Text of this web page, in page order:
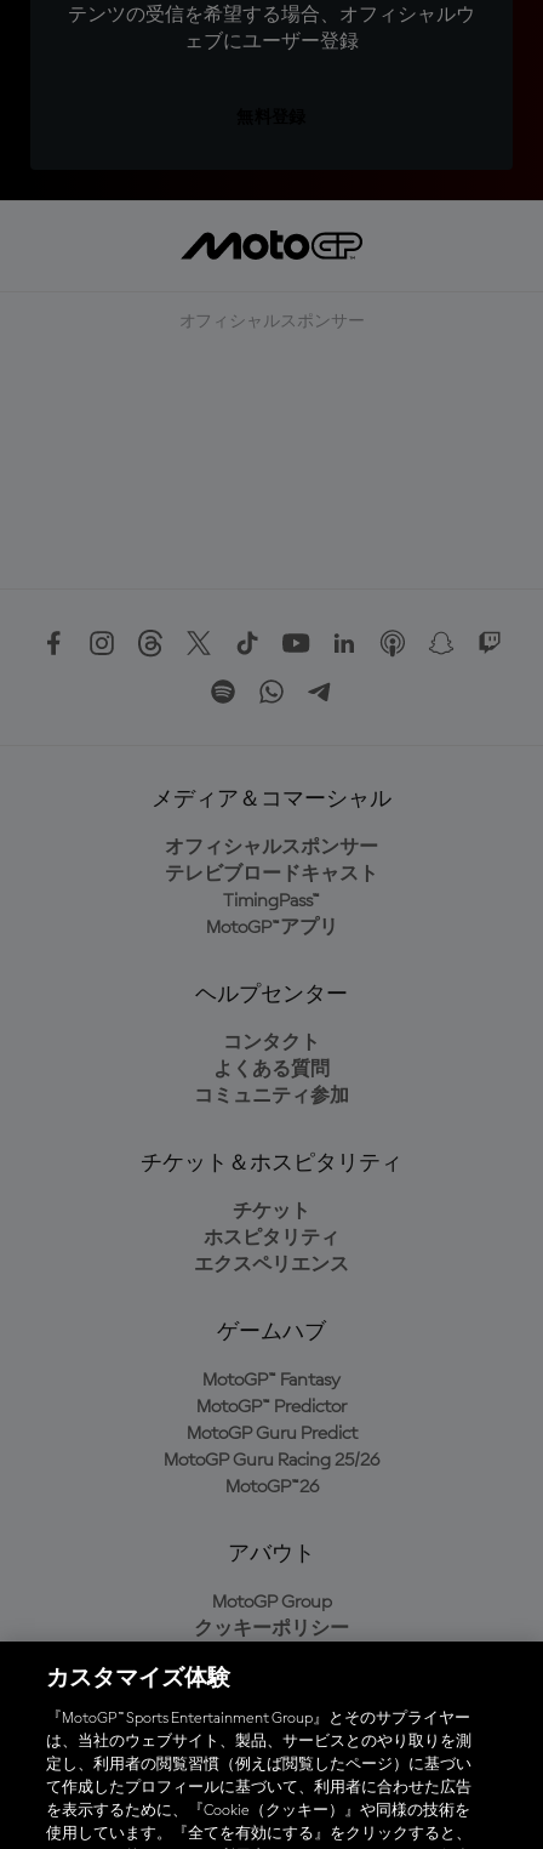
テンツの受信を希望する場合、オフィシャルウ
ェブにユーザー登録
オフィシャルスポンサー
メディア＆コマーシャル
オフィシャルスポンサー
テレビブロードキャスト
TimingPass™
MotoGP™アプリ
ヘルプセンター
コンタクト
よくある質問
コミュニティ参加
チケット＆ホスピタリティ
チケット
ホスピタリティ
エクスペリエンス
ゲームハブ
MotoGP™ Fantasy
MotoGP™ Predictor
MotoGP Guru Predict
MotoGP Guru Racing 25/26
MotoGP™26
アバウト
MotoGP Group
クッキーポリシー
プライバシーポリシー
購入ポリシー
オフィシャルアプリ
カスタマイズ体験
『MotoGP™ Sports Entertainment Group』とそのサプライヤー
は、当社のウェブサイト、製品、サービスとのやり取りを測
定し、利用者の閲覧習慣（例えば閲覧したページ）に基づい
て作成したプロフィールに基づいて、利用者に合わせた広告
を表示するために、『Cookie（クッキー）』や同様の技術を
使用しています。『全てを有効にする』をクリックすると、